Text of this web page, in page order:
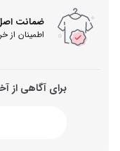
ضمانت
اطمینان از
برای آگاهی از